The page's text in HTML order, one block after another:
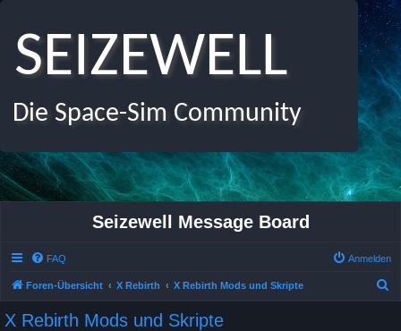
SEIZEWELL
Die Space-Sim Community
Seizewell Message Board
FAQ Anmelden
Foren-Übersicht X Rebirth X Rebirth Mods und Skripte
X Rebirth Mods und Skripte